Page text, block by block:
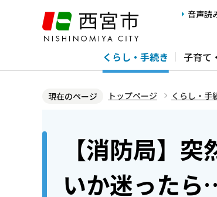
ジ
音声読
くらし・手続き 子育て
現在のページ トップページ くらし・手
【消防局】
いか迷った